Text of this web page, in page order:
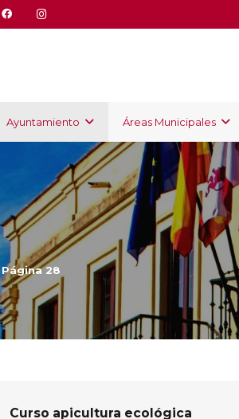
Ayuntamiento Áreas Municipales
Página 28
Curso apicultura ecológica